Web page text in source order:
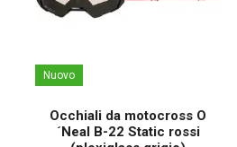
Nuovo
Occhiali da motocross O
´Neal B-22 Static rossi